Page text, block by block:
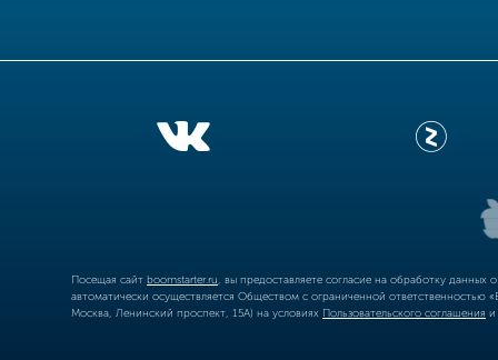
Посещая сайт boomstarter.ru , вы предоставляете согласие на обработку
автоматически осуществляется Обществом с ограниченной
Москва, Ленинский проспект, 15А) на условиях Пользовательского соглашения и